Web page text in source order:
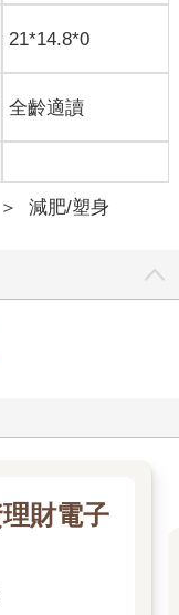
」接觸進化成「每
們無法靠一己之力
。但也許有些人不
分之一的成人，即
有喝酒的人，肝才
續享受美酒、甜食，
過了。
21*14.8*0
全齡適讀
＞ 減肥/塑身
財電子